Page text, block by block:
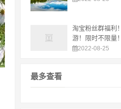
淘宝粉丝群福利
游！限时不限量！
2022-08-25
最多查看